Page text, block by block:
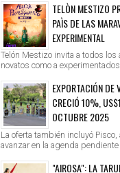
TELÒN MESTIZO
PAÌS DE LAS
EXPERIMENTAL
Telón Mestizo invita a todos
novatos como a
EXPORTACIÓN
CRECIÓ 10%,
OCTUBRE 2025
La oferta también incluyó
avanzar en la agenda
"AIROSA": LA